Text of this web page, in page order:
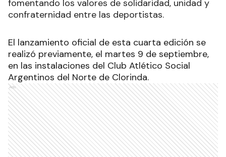
fomentando los valores de solidaridad, unidad y
confraternidad entre las deportistas.
El lanzamiento oficial de esta cuarta edición se
realizó previamente, el martes 9 de septiembre,
en las instalaciones del Club Atlético Social
Argentinos del Norte de Clorinda.
Ads